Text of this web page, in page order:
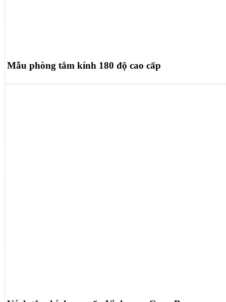
Mẫu phòng tắm kính 180 độ cao cấp